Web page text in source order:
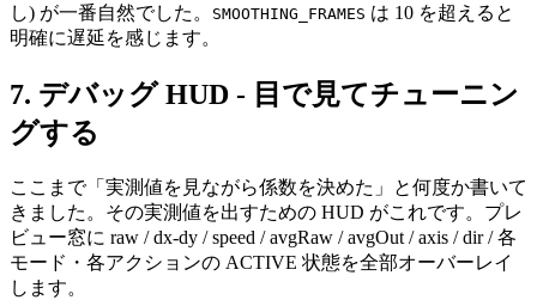
し) が一番自然でした。
SMOOTHING_FRAMES は 10 を超えると
明確に遅延を感じます。
7. デバッグ HUD - 目で見てチューニン
グする
ここまで「実測値を見ながら係数を決めた」と何度か書いて
きました。その実測値を出すための HUD がこれです。プレ
ビュー窓に raw / dx-dy / speed / avgRaw / avgOut / axis / dir / 各
モード・各アクションの ACTIVE 状態を全部オーバーレイ
します。